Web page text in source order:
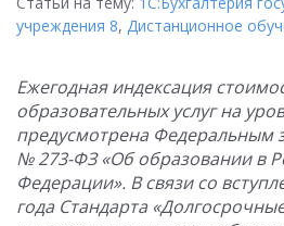
учреждения 8, Дистанционное
Ежегодная индексация
образовательных услуг на
предусмотрена Федеральным
№ 273-ФЗ «Об образовании в
Федерации». В связи со
года Стандарта